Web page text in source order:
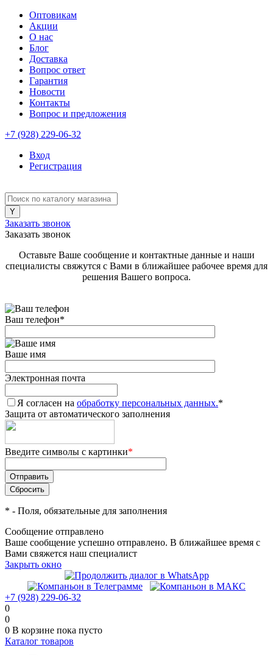
Оптовикам
Акции
О нас
Блог
Доставка
Вопрос ответ
Гарантия
Новости
Контакты
Вопрос и предложения
+7 (928) 229-06-32
Вход
Регистрация
Заказать звонок
Заказать звонок
Оставьте Ваше сообщение и контактные данные и наши
специалисты свяжутся с Вами в ближайшее рабочее время для
решения Вашего вопроса.
Ваш телефон*
Ваше имя
Электронная почта
Я согласен на обработку персональных данных.*
Защита от автоматического заполнения
Введите символы с картинки*
* - Поля, обязательные для заполнения
Сообщение отправлено
Ваше сообщение успешно отправлено. В ближайшее время с
Вами свяжется наш специалист
Закрыть окно
+7 (928) 229-06-32
0
0
0 В корзине пока пусто
Каталог товаров